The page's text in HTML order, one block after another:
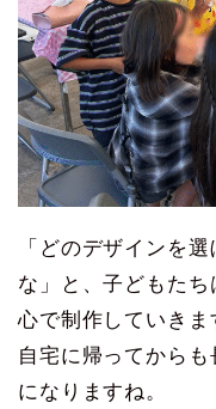
「どのデザインを
な」と、子どもた
心で制作していきま
自宅に帰ってから
になりますね。